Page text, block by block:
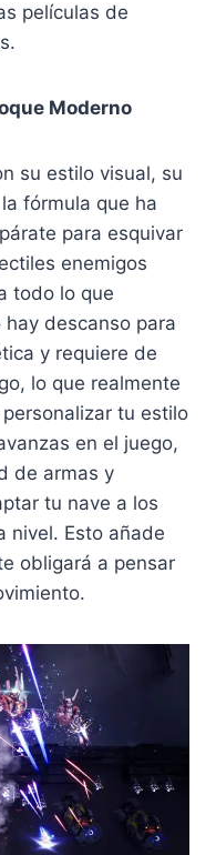
películas de
Moderno
su estilo visual, su
fórmula que ha
para esquivar
enemigos
todo lo que
descanso para
y requiere de
lo que realmente
tu estilo
en el juego,
de armas y
tu nave a los
nivel. Esto añade
obligará a pensar